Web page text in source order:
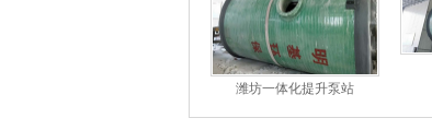
潍坊一体化提升泵站